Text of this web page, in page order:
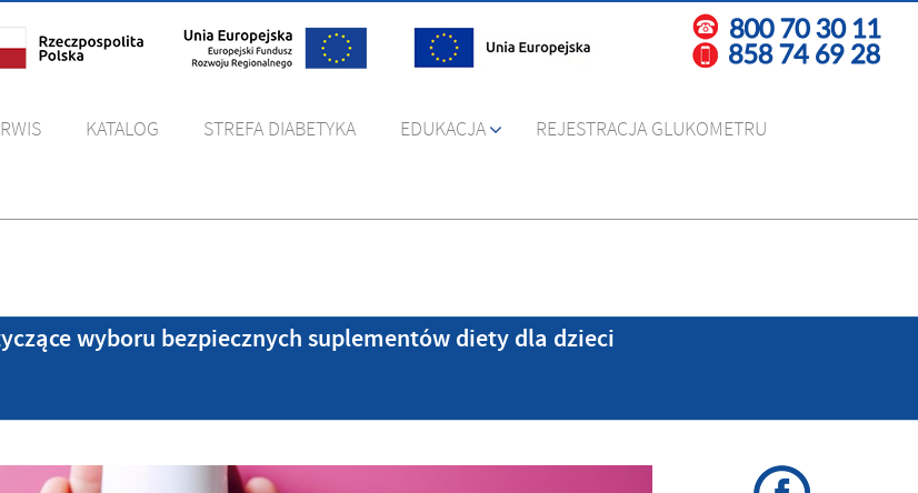
KATALOG STREFA DIABETYKA EDUKACJA REJESTRACJA GLUKOMETRU
wyboru bezpiecznych suplementów diety dla dzieci